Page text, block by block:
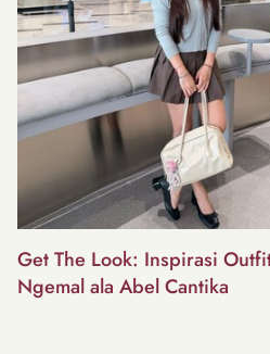
Get The Look: Inspirasi
Ngemal ala Abel Cantika